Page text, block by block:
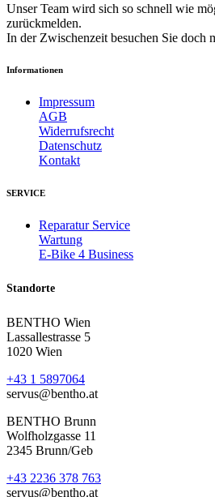
Unser Team wird sich so schnell wie
zurückmelden.
In der Zwischenzeit besuchen Sie doch
Informationen
Impressum
AGB
Widerrufsrecht
Datenschutz
Kontakt
SERVICE
Reparatur Service
Wartung
E-Bike 4 Business
Standorte
BENTHO Wien
Lassallestrasse 5
1020 Wien
+43 1 5897064
servus@bentho.at
BENTHO Brunn
Wolfholzgasse 11
2345 Brunn/Geb
+43 2236 378 763
servus@bentho.at